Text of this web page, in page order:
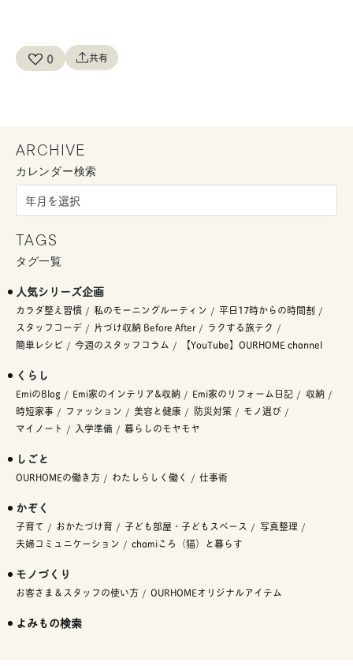
0 共有
ARCHIVE
カレンダー検索
TAGS
タグ一覧
人気シリーズ企画
カラダ整え習慣 私のモーニングルーティン
平日17時からの時間割
スタッフコーデ
片づけ収納 Before After
ラクする旅テク
簡単レシピ
今週のスタッフコラム 【YouTube】OURHOME channel
くらし
EmiのBlog Emi家のインテリア&収納 Emi家のリフォーム日記
収納
時短家事
ファッション 美容と健康 防災対策
モノ選び
マイノート
入学準備 暮らしのモヤモヤ
しごと
OURHOMEの働き方 わたしらしく働く 仕事術
かぞく
子育て おかたづけ育 子ども部屋・子どもスペース
写真整理
夫婦コミュニケーション
chamiころ（猫）と暮らす
モノづくり
お客さま＆スタッフの使い方 OURHOMEオリジナルアイテム
よみもの検索